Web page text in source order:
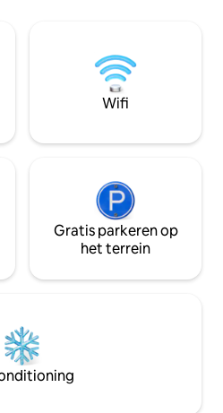
door
150 per
Airbnb
Wifi
Gratis parkeren op
het terrein